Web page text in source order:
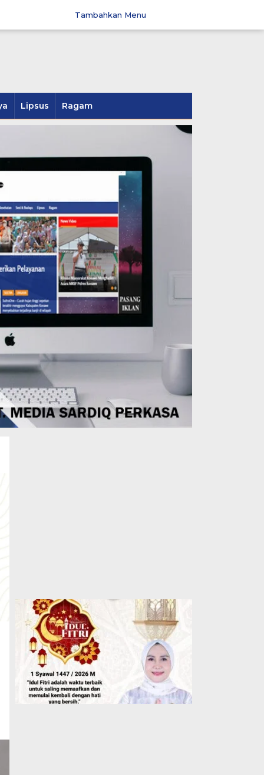
Tambahkan Menu
Lipsus Ragam